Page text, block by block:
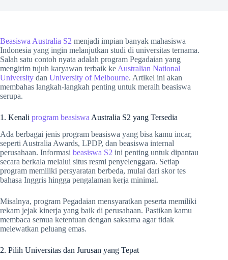
Beasiswa Australia S2 menjadi impian banyak mahasiswa
Indonesia yang ingin melanjutkan studi di universitas ternama.
Salah satu contoh nyata adalah program Pegadaian yang
mengirim tujuh karyawan terbaik ke Australian National
University dan University of Melbourne. Artikel ini akan
membahas langkah-langkah penting untuk meraih beasiswa
serupa.
1. Kenali program beasiswa Australia S2 yang Tersedia
Ada berbagai jenis program beasiswa yang bisa kamu incar,
seperti Australia Awards, LPDP, dan beasiswa internal
perusahaan. Informasi beasiswa S2 ini penting untuk dipantau
secara berkala melalui situs resmi penyelenggara. Setiap
program memiliki persyaratan berbeda, mulai dari skor tes
bahasa Inggris hingga pengalaman kerja minimal.
Misalnya, program Pegadaian mensyaratkan peserta memiliki
rekam jejak kinerja yang baik di perusahaan. Pastikan kamu
membaca semua ketentuan dengan saksama agar tidak
melewatkan peluang emas.
2. Pilih Universitas dan Jurusan yang Tepat